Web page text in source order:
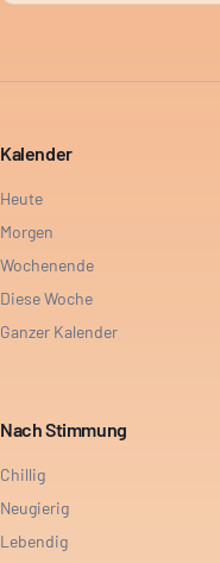
Kalender
Heute
Morgen
Wochenende
Diese Woche
Ganzer Kalender
Nach Stimmung
Chillig
Neugierig
Lebendig